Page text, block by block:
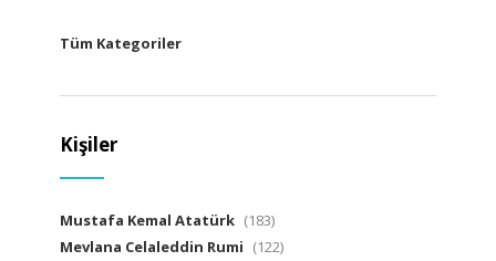
Tüm Kategoriler
Kişiler
Mustafa Kemal Atatürk (183)
Mevlana Celaleddin Rumi (122)